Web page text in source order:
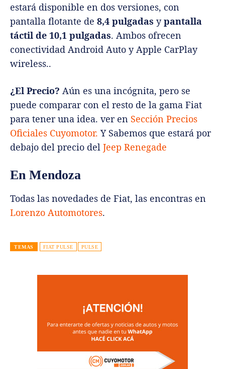
estará disponible en dos versiones, con
pantalla flotante de 8,4 pulgadas ypantalla
táctil de 10,1 pulgadas. Ambos ofrecen
conectividad Android Auto y Apple CarPlay
wireless..
¿El Precio? Aún es una incógnita, pero se
puede comparar con el resto de la gama Fiat
para tener una idea. ver en Sección Precios
Oficiales Cuyomotor. Y Sabemos que estará por
debajo del precio del Jeep Renegade
En Mendoza
Todas las novedades de Fiat, las encontras en
Lorenzo Automotores.
TEMAS FIAT PULSE PULSE